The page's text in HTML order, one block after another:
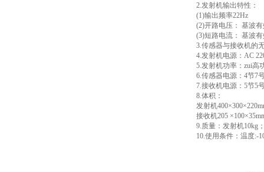
2.发射机输出特性：
(1)输出频率22Hz
(2)开路电压： 基波
(3)短路电流： 基波
3.传感器与接收机的
4.发射机电源：AC
5.发射机功率：zui高
6.传感器电源：4节7
7.接收机电源：5节5
8.体积：
发射机
接收机205
9.质量：发射机10kg
10.使用条件：温度:-